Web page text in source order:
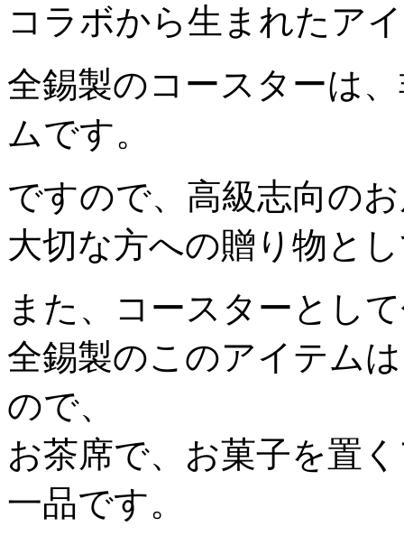
コラボから生まれたア
全錫製のコースターは
ムです。
ですので、高級志向の
大切な方への贈り物と
また、コースターとし
全錫製のこのアイテム
ので、
お茶席で、お菓子を置
一品です。